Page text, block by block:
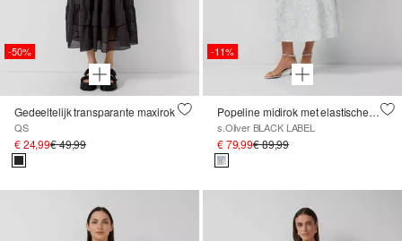
-50%
Gedeeltelijk transparante maxirok
QS
€ 24,99€ 49,99
-11%
Popeline midirok met elastische tailleband
s.Oliver BLACK LABEL
€ 79,99€ 89,99